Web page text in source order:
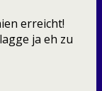
erreicht!
ja eh zu